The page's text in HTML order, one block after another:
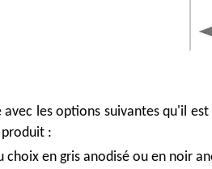
les options suivantes qu'il
:
choix en gris anodisé ou en noir